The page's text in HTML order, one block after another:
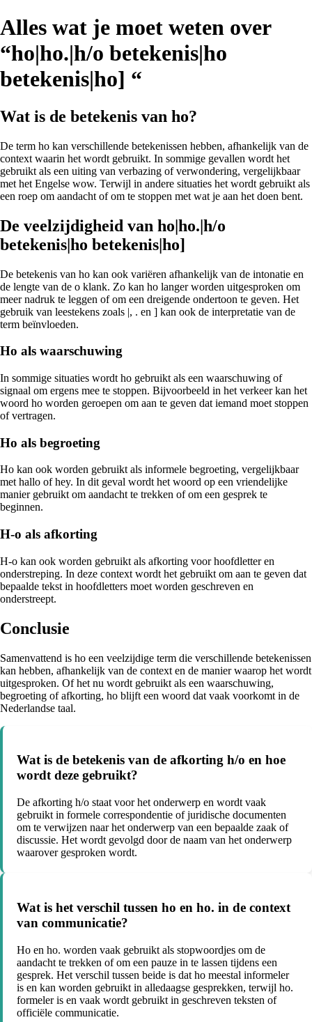
Alles wat je moet weten over
“ho|ho.|h/o betekenis|ho
betekenis|ho] “
Wat is de betekenis van ho?
De term ho kan verschillende betekenissen hebben, afhankelijk van de
context waarin het wordt gebruikt. In sommige gevallen wordt het
gebruikt als een uiting van verbazing of verwondering, vergelijkbaar
met het Engelse wow. Terwijl in andere situaties het wordt gebruikt als
een roep om aandacht of om te stoppen met wat je aan het doen bent.
De veelzijdigheid van ho|ho.|h/o
betekenis|ho betekenis|ho]
De betekenis van ho kan ook variëren afhankelijk van de intonatie en
de lengte van de o klank. Zo kan ho langer worden uitgesproken om
meer nadruk te leggen of om een dreigende ondertoon te geven. Het
gebruik van leestekens zoals |, . en ] kan ook de interpretatie van de
term beïnvloeden.
Ho als waarschuwing
In sommige situaties wordt ho gebruikt als een waarschuwing of
signaal om ergens mee te stoppen. Bijvoorbeeld in het verkeer kan het
woord ho worden geroepen om aan te geven dat iemand moet stoppen
of vertragen.
Ho als begroeting
Ho kan ook worden gebruikt als informele begroeting, vergelijkbaar
met hallo of hey. In dit geval wordt het woord op een vriendelijke
manier gebruikt om aandacht te trekken of om een gesprek te
beginnen.
H-o als afkorting
H-o kan ook worden gebruikt als afkorting voor hoofdletter en
onderstreping. In deze context wordt het gebruikt om aan te geven dat
bepaalde tekst in hoofdletters moet worden geschreven en
onderstreept.
Conclusie
Samenvattend is ho een veelzijdige term die verschillende betekenissen
kan hebben, afhankelijk van de context en de manier waarop het wordt
uitgesproken. Of het nu wordt gebruikt als een waarschuwing,
begroeting of afkorting, ho blijft een woord dat vaak voorkomt in de
Nederlandse taal.
Wat is de betekenis van de afkorting h/o en hoe
wordt deze gebruikt?
De afkorting h/o staat voor het onderwerp en wordt vaak
gebruikt in formele correspondentie of juridische documenten
om te verwijzen naar het onderwerp van een bepaalde zaak of
discussie. Het wordt gevolgd door de naam van het onderwerp
waarover gesproken wordt.
Wat is het verschil tussen ho en ho. in de context
van communicatie?
Ho en ho. worden vaak gebruikt als stopwoordjes om de
aandacht te trekken of om een pauze in te lassen tijdens een
gesprek. Het verschil tussen beide is dat ho meestal informeler
is en kan worden gebruikt in alledaagse gesprekken, terwijl ho.
formeler is en vaak wordt gebruikt in geschreven teksten of
officiële communicatie.